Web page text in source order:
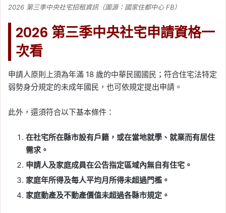
2026 第三季中央社宅招租資訊（圖源：國家住都中心 FB）
2026 第三季中央社宅申請資格一
次看
申請人原則上須為年滿 18 歲的中華民國國民；符合住宅法特定
弱勢身分規定的未成年國民，也可依規定提出申請。
此外，還須符合以下基本條件：
在社宅所在縣市設有戶籍，或在當地就學、就業而有居住
需求。
申請人及家庭成員在公告指定區域內無自有住宅。
家庭年所得及每人平均月所得未超過門檻。
家庭動產及不動產價值未超過各縣市規定。